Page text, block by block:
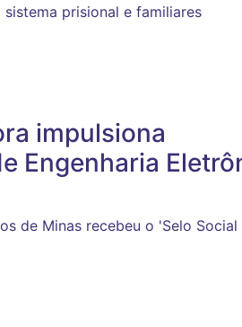
prisional e familiares
impulsiona
Engenharia
de Minas recebeu o 'Selo Social